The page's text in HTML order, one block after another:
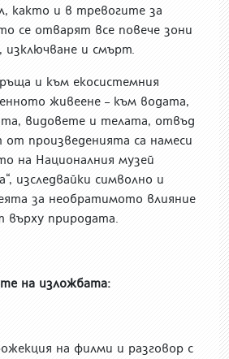
както и в тревогите за
се отварят все повече зони
изключване и смърт.
и към екосистемния
живеене – към водата,
видовете и телата, отвъд
произведенията са намеси
на Националния музей
изследвайки символно и
за необратимото влияние
върху природата.
на изложбата:
на филми и разговор с